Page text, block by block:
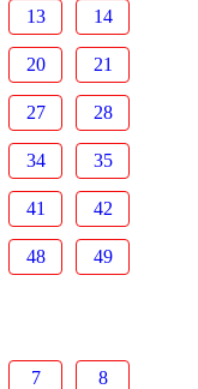
13 14
20 21
27 28
34 35
41 42
48 49
7 8